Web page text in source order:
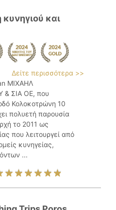
κυνηγιού και
Δείτε περισσότερα >>
ΜΙΧΑΗΛ
ΣΙΑ ΟΕ, που
Κολοκοτρώνη 10
πολυετή παρουσία
το 2011 ως
που λειτουργεί από
κυνηγείας,
...